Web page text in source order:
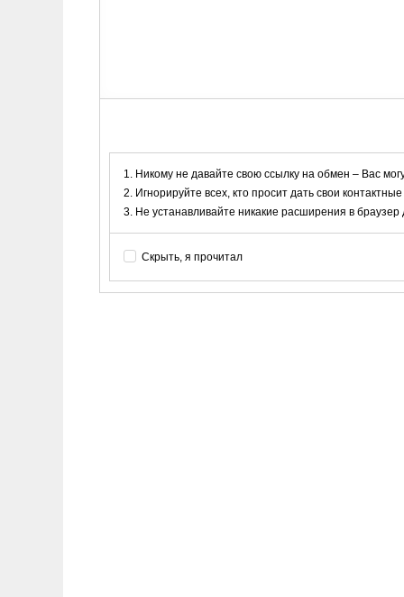
Никому не давайте свою ссылку на обмен – Вас
Игнорируйте всех, кто просит дать свои
Не устанавливайте никакие расширения в
Скрыть, я прочитал